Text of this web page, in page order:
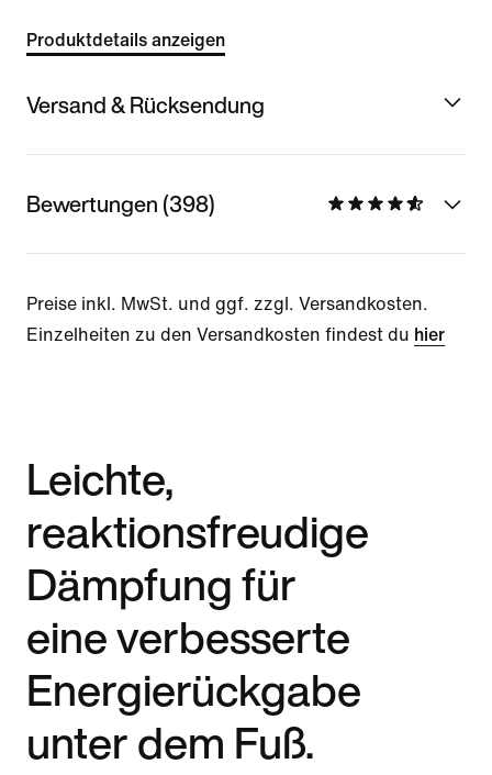
Produktdetails anzeigen
Versand & Rücksendung
Bewertungen (398)
Preise inkl. MwSt. und ggf. zzgl. Versandkosten.
Einzelheiten zu den Versandkosten findest du hier
Leichte,
reaktionsfreudige
Dämpfung für
eine verbesserte
Energierückgabe
unter dem Fuß.